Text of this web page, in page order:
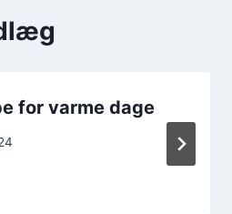
for varme dage